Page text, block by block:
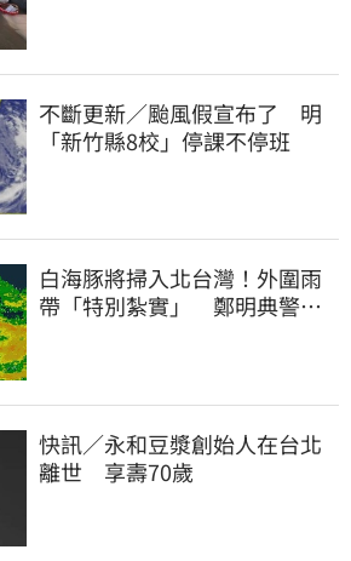
不斷更新／颱風假宣布了 明
「新竹縣8校」停課不停班
白海豚將掃入北台灣！外圍雨
帶「特別紮實」 鄭明典警告
快訊／永和豆漿創始人在台北
離世 享壽70歲